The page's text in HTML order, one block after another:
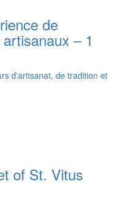
de
– 1
d'artisanat, de tradition et
of St. Vitus